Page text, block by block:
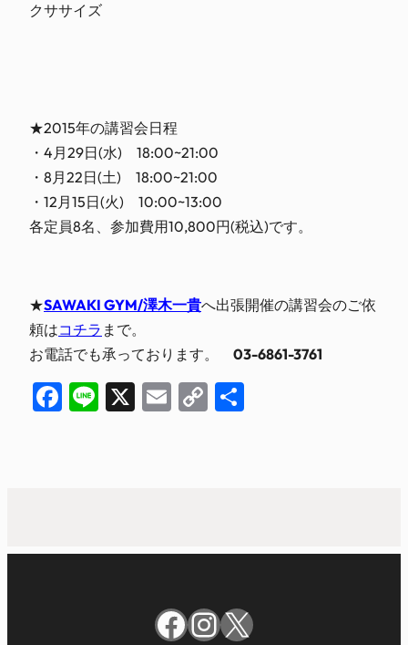
クササイズ
★2015年の講習会日程
・4月29日(水) 18:00~21:00
・8月22日(土) 18:00~21:00
・12月15日(火) 10:00~13:00
各定員8名、参加費用10,800円(税込)です。
★SAWAKI GYM/澤木一貴へ出張開催の講習会のご依
頼はコチラ まで。
お電話でも承っております。 03-6861-3761
Facebook
Line
X EmailCopy
Facebook
Instagram
X